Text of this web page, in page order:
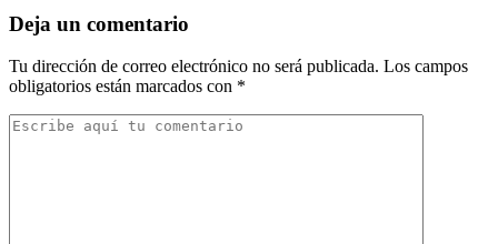
Deja un comentario
Tu dirección de correo electrónico no será publicada. Los campos
obligatorios están marcados con *